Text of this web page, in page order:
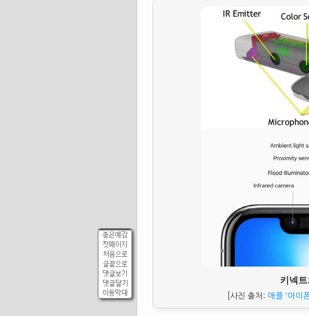
좋은예감
첫페이지
처음으로
글끝으로
댓글보기
댓글달기
이동막대
키넥
[사진 출처: 애플 '아이